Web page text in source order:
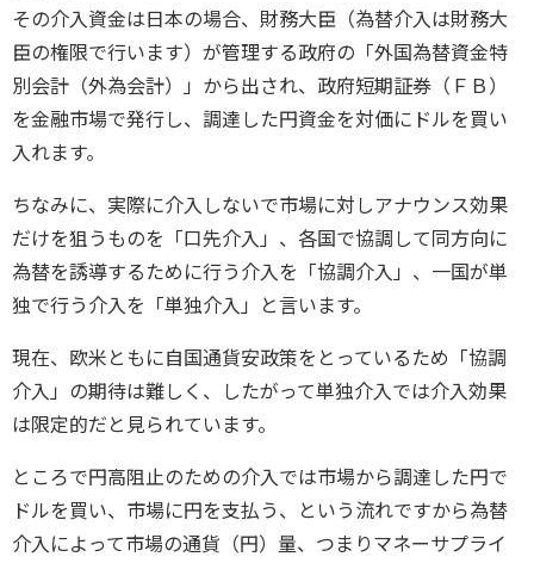
その介入資金は日本の場合、財務大臣（為替介入は財務大
臣の権限で行います）が管理する政府の「外国為替資金特
別会計（外為会計）」から出され、政府短期証券（ＦＢ）
を金融市場で発行し、調達した円資金を対価にドルを買い
入れます。
ちなみに、実際に介入しないで市場に対しアナウンス効果
だけを狙うものを「口先介入」、各国で協調して同方向に
為替を誘導するために行う介入を「協調介入」、一国が単
独で行う介入を「単独介入」と言います。
現在、欧米ともに自国通貨安政策をとっているため「協調
介入」の期待は難しく、したがって単独介入では介入効果
は限定的だと見られています。
ところで円高阻止のための介入では市場から調達した円で
ドルを買い、市場に円を支払う、という流れですから為替
介入によって市場の通貨（円）量、つまりマネーサプライ